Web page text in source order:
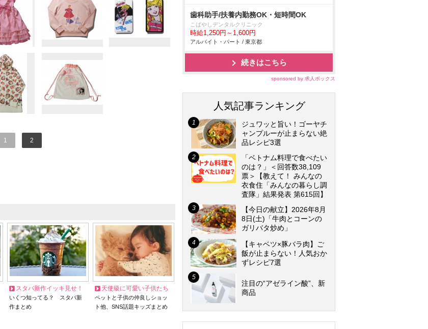
1 2
スタバ新作イッキ見せ！
いくつ知ってる？ スタバ新
作まとめ
天使級に可愛い子供たち
ペットと子供の仲良しショッ
ト他、SNS話題キッズまとめ
歯科助手/扶養内勤務OK・短時間OK
こばやしデンタルクリニック
時給1,250円～1,600円
アルバイト・パート / 東京都
続きはこちら
sponsored by 求人ボックス
人気記事ランキング
ジュワッと旨い！ゴーヤチ
ャンプルーが止まらない絶
品レシピ3選
「ベトナム料理で食べたい
のは？」＜回答数38,109
票＞【教えて！ みんなの
衣食住「みんなの暮らし調
査隊」結果発表 第615回】
【今日の献立】2026年8月
8日(土)「牛肉とコーンの
ガリバタ炒め」
【キャベツ×豚バラ肉】ご
飯が止まらない！人気おか
ずレシピ7選
注目の“アゼライン酸”、新
商品